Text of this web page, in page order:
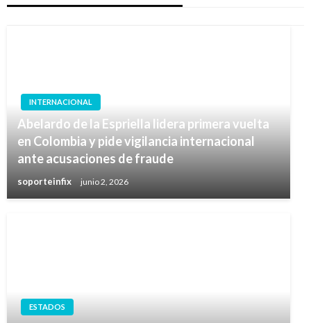
INTERNACIONAL
Abelardo de la Espriella lidera primera vuelta
en Colombia y pide vigilancia internacional
ante acusaciones de fraude
soporteinfix junio 2, 2026
ESTADOS